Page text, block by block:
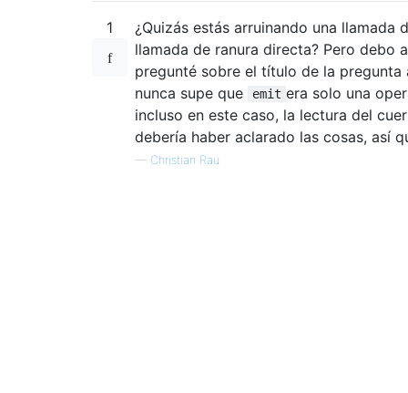
1
¿Quizás estás arruinando una llamada
llamada de ranura directa? Pero debo
pregunté sobre el título de la pregunta
nunca supe que
emit era solo una
incluso en este caso, la lectura del
debería haber aclarado las cosas, así
— Christian Rau